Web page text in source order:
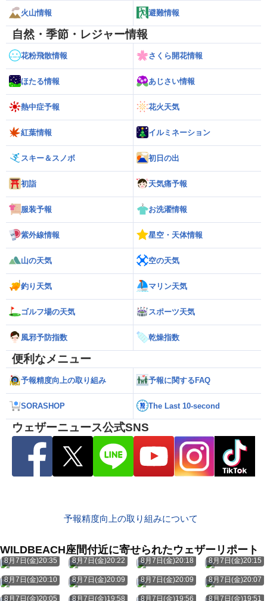
火山情報 避難情報
自然・季節・レジャー情報
花粉飛散情報 さくら開花情報
ほたる情報 あじさい情報
熱中症予報 花火天気
紅葉情報 イルミネーション
スキー＆スノボ 初日の出
初詣 天気痛予報
服装予報 お洗濯情報
紫外線情報 星空・天体情報
山の天気 空の天気
釣り天気 マリン天気
ゴルフ場の天気 スポーツ天気
風邪予防指数 乾燥指数
便利なメニュー
予報精度向上の取り組み 予報に関するFAQ
SORASHOP The Last 10-second
ウェザーニュース公式SNS
予報精度向上の取り組みについて
WILDBEACH座間付近に寄せられたウェザーリポート
8月7日(金)20:35 8月7日(金)20:22 8月7日(金)20:18 8月7日(金)20:15
8月7日(金)20:10 8月7日(金)20:09 8月7日(金)20:09 8月7日(金)20:07
8月7日(金)20:05 8月7日(金)19:58 8月7日(金)19:56 8月7日(金)19:51